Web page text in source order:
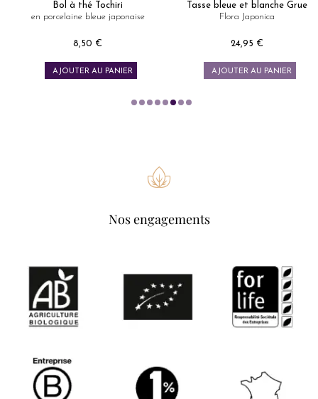
Bol à thé Tochiri
en porcelaine bleue japonaise
Prix
8,50 €
AJOUTER AU PANIER
Tasse bleue et blanche Grue
Flora Japonica
Prix
24,95 €
AJOUTER AU PANIER
Nos engagements